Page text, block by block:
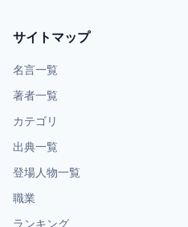
サイトマップ
名言一覧
著者一覧
カテゴリ
出典一覧
登場人物一覧
職業
ランキング